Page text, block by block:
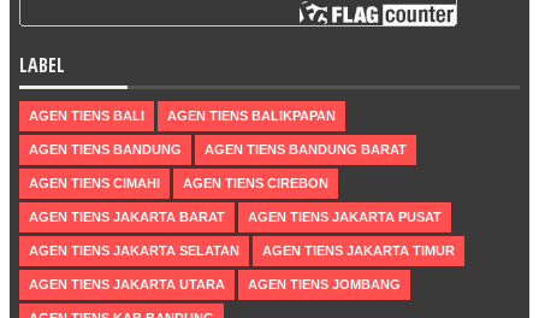
LABEL
AGEN TIENS BALI AGEN TIENS BALIKPAPAN
AGEN TIENS BANDUNG AGEN TIENS BANDUNG BARAT
AGEN TIENS CIMAHI AGEN TIENS CIREBON
AGEN TIENS JAKARTA BARAT AGEN TIENS JAKARTA PUSAT
AGEN TIENS JAKARTA SELATAN AGEN TIENS JAKARTA TIMUR
AGEN TIENS JAKARTA UTARA AGEN TIENS JOMBANG